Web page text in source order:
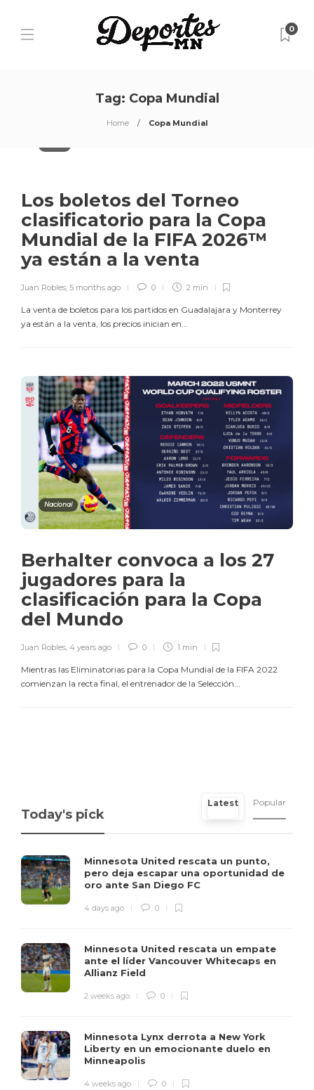
0
Tag: Copa Mundial
Home Copa Mundial
Los boletos del Torneo
clasificatorio para la Copa
Mundial de la FIFA 2026™
ya están a la venta
Juan Robles, 5 months ago 0 2 min
La venta de boletos para los partidos en Guadalajara y Monterrey
ya están a la venta, los precios inician en...
Nacional
Berhalter convoca a los 27
jugadores para la
clasificación para la Copa
del Mundo
Juan Robles, 4 years ago 0 1 min
Mientras las Eliminatorias para la Copa Mundial de la FIFA 2022
comienzan la recta final, el entrenador de la Selección...
Today's pick
Latest Popular
Minnesota United rescata un punto,
pero deja escapar una oportunidad de
oro ante San Diego FC
4 days ago 0
Minnesota United rescata un empate
ante el líder Vancouver Whitecaps en
Allianz Field
2 weeks ago 0
Minnesota Lynx derrota a New York
Liberty en un emocionante duelo en
Minneapolis
4 weeks ago 0